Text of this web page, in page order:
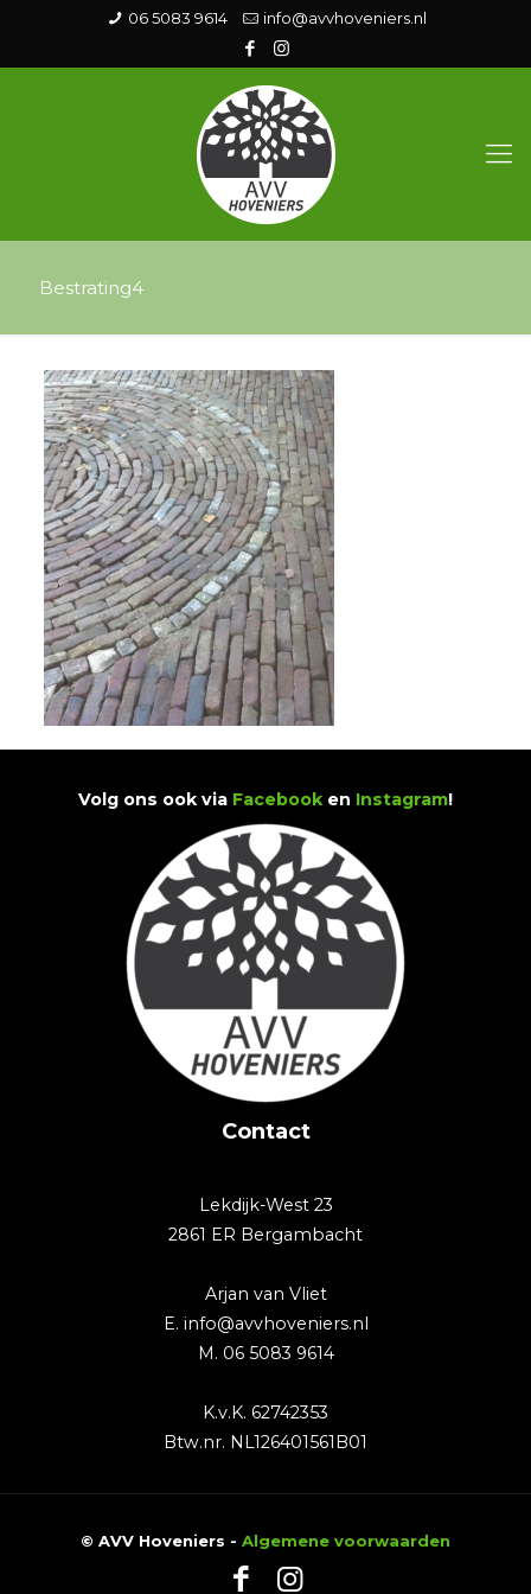
06 5083 9614 info@avvhoveniers.nl
Bestrating4
Volg ons ook via Facebooken Instagram!
Contact
Lekdijk-West 23
2861 ER Bergambacht
Arjan van Vliet
E. info@avvhoveniers.nl
M. 06 5083 9614
K.v.K. 62742353
Btw.nr. NL126401561B01
© AVV Hoveniers - Algemene voorwaarden